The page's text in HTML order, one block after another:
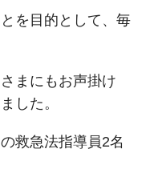
を目的として、毎
まにもお声掛け
した。
救急法指導員2名
した。